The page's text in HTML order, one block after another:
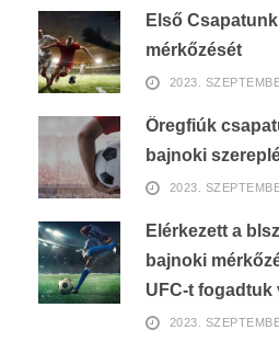
Első
mérkőzését
2023.
Öregfiúk
bajnoki
2023.
Elérkezett a
bajnoki
UFC-t fogadtuk
2023.